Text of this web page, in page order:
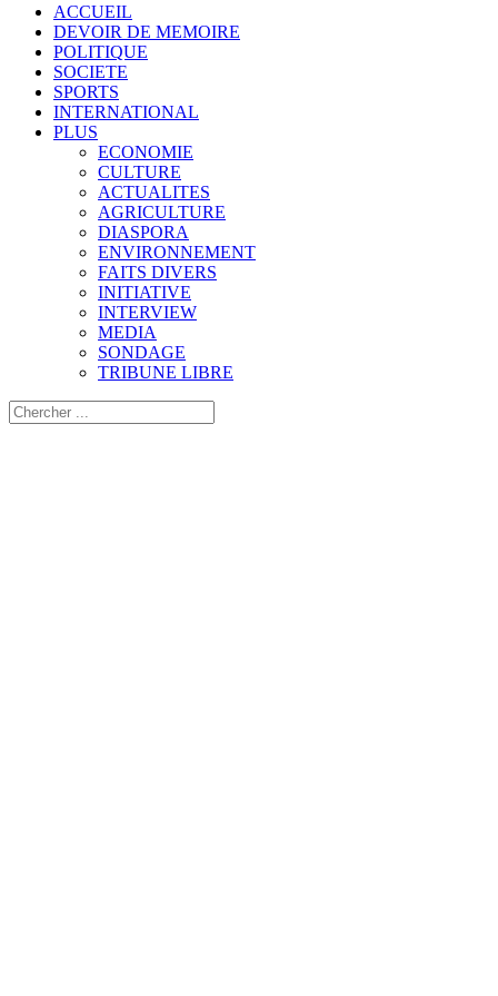
ACCUEIL
DEVOIR DE MEMOIRE
POLITIQUE
SOCIETE
SPORTS
INTERNATIONAL
PLUS
ECONOMIE
CULTURE
ACTUALITES
AGRICULTURE
DIASPORA
ENVIRONNEMENT
FAITS DIVERS
INITIATIVE
INTERVIEW
MEDIA
SONDAGE
TRIBUNE LIBRE